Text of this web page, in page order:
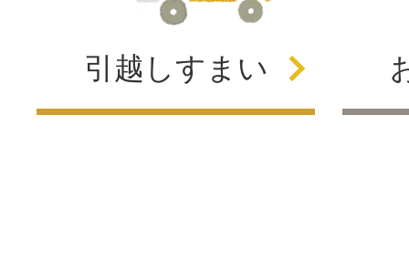
引越しすまい